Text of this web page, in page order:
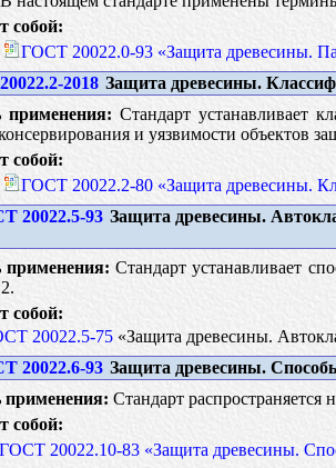
собой:
ГОСТ 20022.0-93 «Защита древесины.
2018 Защита древесины.
применения: Стандарт устанавливает
и уязвимости объектов
собой:
ГОСТ 20022.2-80 «Защита древесины.
20022.5-93 Защита древесины.
применения: Стандарт устанавливает
собой:
20022.5-75«Защита древесины.
20022.6-93 Защита древесины.
применения: Стандарт
собой:
ГОСТ 20022.10-83 «Защита древесины.